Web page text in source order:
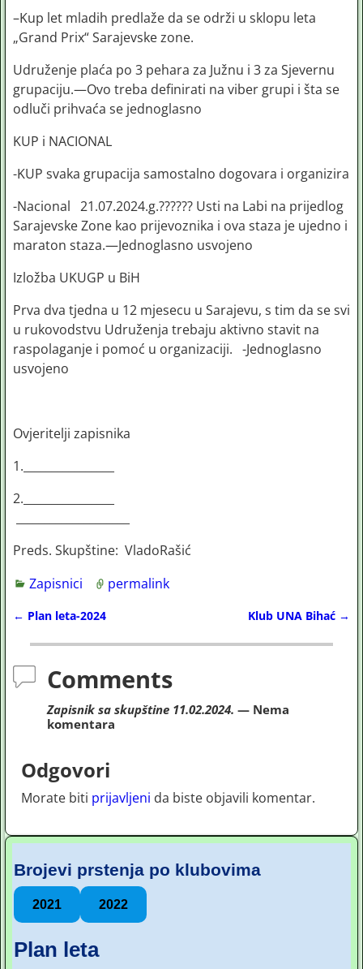
–Kup let mladih predlaže da se održi u sklopu leta
„Grand Prix“ Sarajevske zone.
Udruženje plaća po 3 pehara za Južnu i 3 za Sjevernu
grupaciju.—Ovo treba definirati na viber grupi i šta se
odluči prihvaća se jednoglasno
KUP i NACIONAL
-KUP svaka grupacija samostalno dogovara i organizira
-Nacional 21.07.2024.g.?????? Usti na Labi na prijedlog
Sarajevske Zone kao prijevoznika i ova staza je ujedno i
maraton staza.—Jednoglasno usvojeno
Izložba UKUGP u BiH
Prva dva tjedna u 12 mjesecu u Sarajevu, s tim da se svi
u rukovodstvu Udruženja trebaju aktivno stavit na
raspolaganje i pomoć u organizaciji. -Jednoglasno
usvojeno
Ovjeritelji zapisnika
1.________________
2.________________
Preds. Skupštine: VladoRašić
Zapisnici
permalink
← Plan leta-2024 Klub UNA Bihać →
Comments
Zapisnik sa skupštine 11.02.2024. — Nema
komentara
Odgovori
Morate biti prijavljeni da biste objavili komentar.
Brojevi prstenja po klubovima
2021 2022
Plan leta